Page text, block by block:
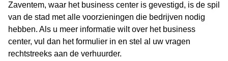
Zaventem, waar het business center is gevestigd, is de spil
van de stad met alle voorzieningen die bedrijven nodig
hebben. Als u meer informatie wilt over het business
center, vul dan het formulier in en stel al uw vragen
rechtstreeks aan de verhuurder.